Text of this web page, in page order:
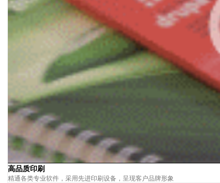
高品质印刷
精通各类专业软件，采用先进印刷设备，呈现客户品牌形象